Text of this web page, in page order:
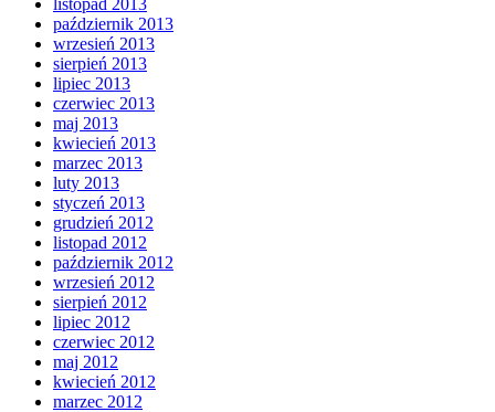
listopad 2013
październik 2013
wrzesień 2013
sierpień 2013
lipiec 2013
czerwiec 2013
maj 2013
kwiecień 2013
marzec 2013
luty 2013
styczeń 2013
grudzień 2012
listopad 2012
październik 2012
wrzesień 2012
sierpień 2012
lipiec 2012
czerwiec 2012
maj 2012
kwiecień 2012
marzec 2012